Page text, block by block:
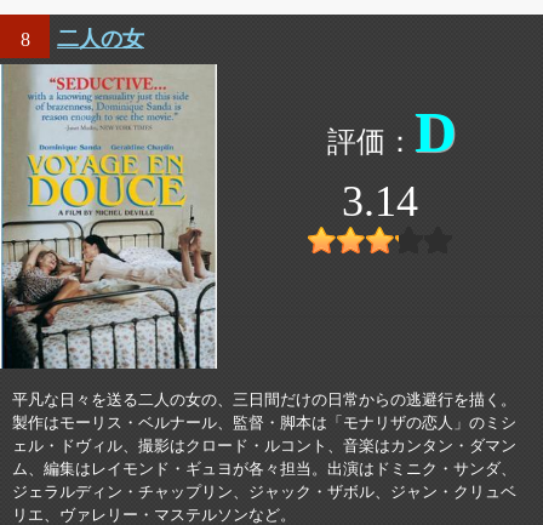
8 二人の女
D
3.14
平凡な日々を送る二人の女の、三日間だけの日常からの逃避行を描く。
製作はモーリス・ベルナール、監督・脚本は「モナリザの恋人」のミシ
ェル・ドヴィル、撮影はクロード・ルコント、音楽はカンタン・ダマン
ム、編集はレイモンド・ギュヨが各々担当。出演はドミニク・サンダ、
ジェラルディン・チャップリン、ジャック・ザボル、ジャン・クリュベ
リエ、ヴァレリー・マステルソンなど。